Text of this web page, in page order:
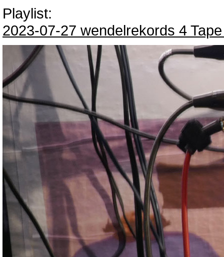
Playlist:
2023-07-27 wendelrekords 4